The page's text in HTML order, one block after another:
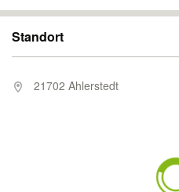
Standort
21702 Ahlerstedt